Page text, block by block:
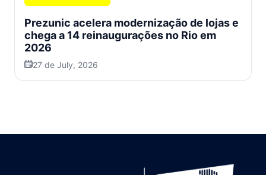
Prezunic acelera modernização de lojas e
chega a 14 reinaugurações no Rio em
2026
27 de July, 2026